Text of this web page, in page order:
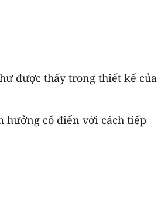
được thấy trong thiết kế của
hưởng cổ điển với cách tiếp